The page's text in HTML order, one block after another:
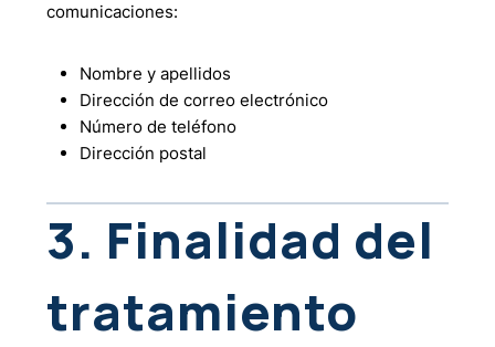
comunicaciones:
Nombre y apellidos
Dirección de correo electrónico
Número de teléfono
Dirección postal
3. Finalidad del
tratamiento